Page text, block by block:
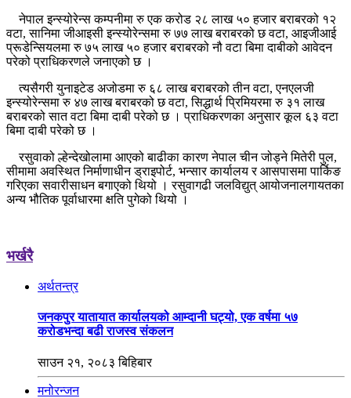
नेपाल इन्स्योरेन्स कम्पनीमा रु एक करोड २८ लाख ५० हजार बराबरको १२
वटा, सानिमा जीआइसी इन्स्योरेन्समा रु ७७ लाख बराबरको छ वटा, आइजीआई
प्रूडेन्सियलमा रु ७५ लाख ५० हजार बराबरको नौ वटा बिमा दाबीको आवेदन
परेको प्राधिकरणले जनाएको छ ।
त्यसैगरी युनाइटेड अजोडमा रु ६८ लाख बराबरको तीन वटा, एनएलजी
इन्स्योरेन्समा रु ४७ लाख बराबरको छ वटा, सिद्धार्थ प्रिमियरमा रु ३१ लाख
बराबरको सात वटा बिमा दाबी परेको छ । प्राधिकरणका अनुसार कूल ६३ वटा
बिमा दाबी परेको छ ।
रसुवाको ल्हेन्देखोलामा आएको बाढीका कारण नेपाल चीन जोड्ने मितेरी पुल,
सीमामा अवस्थित निर्माणाधीन ड्राइपोर्ट, भन्सार कार्यालय र आसपासमा पार्किङ
गरिएका सवारीसाधन बगाएको थियो । रसुवागढी जलविद्युत् आयोजनालगायतका
अन्य भौतिक पूर्वाधारमा क्षति पुगेको थियो ।
भर्खरै
अर्थतन्त्र
जनकपुर यातायात कार्यालयको आम्दानी घट्यो, एक वर्षमा ५७
करोडभन्दा बढी राजस्व संकलन
साउन २१, २०८३ बिहिबार
मनोरन्जन